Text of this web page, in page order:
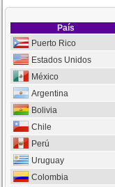
País
Puerto Rico
Estados Unidos
México
Argentina
Bolivia
Chile
Perú
Uruguay
Colombia